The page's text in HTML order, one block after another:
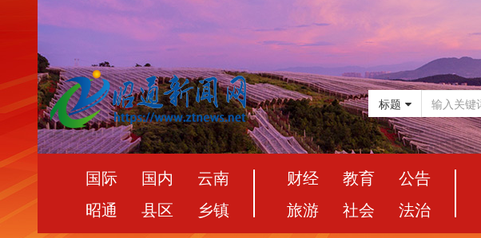
标题
国际 国内
云南
昭通
县区 乡镇
财经 教育
公告
旅游
社会 法治